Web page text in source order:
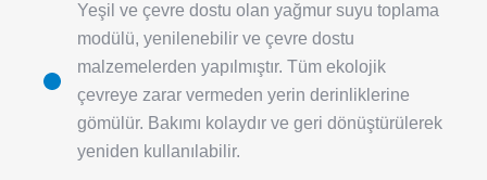
Yeşil ve çevre dostu olan yağmur suyu toplama
modülü, yenilenebilir ve çevre dostu
malzemelerden yapılmıştır. Tüm ekolojik
çevreye zarar vermeden yerin derinliklerine
gömülür. Bakımı kolaydır ve geri dönüştürülerek
yeniden kullanılabilir.